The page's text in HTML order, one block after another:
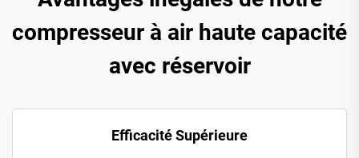
compresseur à air haute capacité
avec réservoir
Efficacité Supérieure